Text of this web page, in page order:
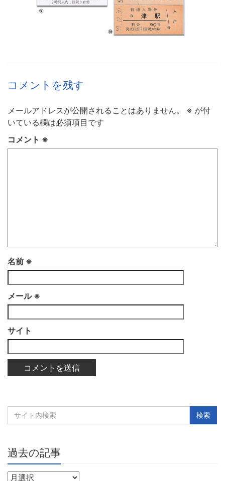
コメントを残す
メールアドレスが公開されることはありません。 ※ が付
いている欄は必須項目です
コメント ※
名前 ※
メール ※
サイト
過去の記事